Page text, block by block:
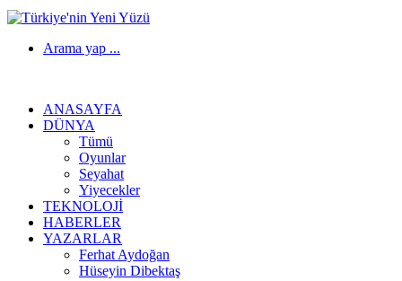
Arama yap ...
ANASAYFA
DÜNYA
Tümü
Oyunlar
Seyahat
Yiyecekler
TEKNOLOJI
HABERLER
YAZARLAR
Ferhat Aydoğan
Hüseyin Dibektaş